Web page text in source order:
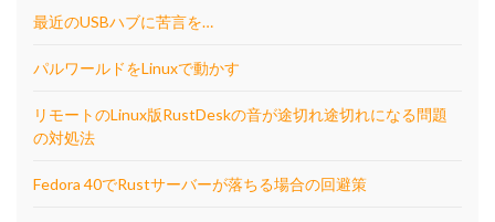
最近のUSBハブに苦言を…
パルワールドをLinuxで動かす
リモートのLinux版RustDeskの音が途切れ途切れになる問題
の対処法
Fedora 40でRustサーバーが落ちる場合の回避策